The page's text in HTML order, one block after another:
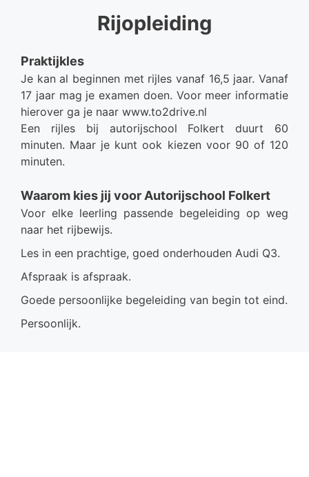
Rijopleiding
Praktijkles
Je kan al beginnen met rijles vanaf 16,5 jaar. Vanaf
17 jaar mag je examen doen. Voor meer informatie
hierover ga je naar www.to2drive.nl
Een rijles bij autorijschool Folkert duurt 60
minuten. Maar je kunt ook kiezen voor 90 of 120
minuten.
Waarom kies jij voor Autorijschool Folkert
Voor elke leerling passende begeleiding op weg
naar het rijbewijs.
Les in een prachtige, goed onderhouden Audi Q3.
Afspraak is afspraak.
Goede persoonlijke begeleiding van begin tot eind.
Persoonlijk.